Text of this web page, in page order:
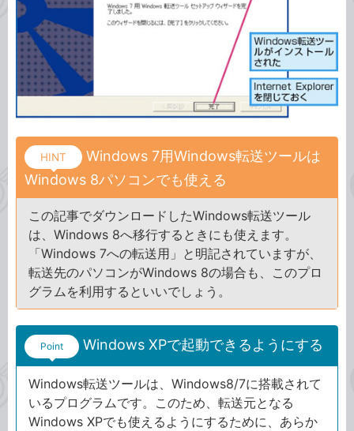
HINT
Windows 7用Windows転送ツールは
Windows 8パソコンでも使える
この記事でダウンロードしたWindows転送ツール
は、Windows 8へ移行するときにも使えます。
「Windows 7への転送用」と明記されていますが、
転送先のパソコンがWindows 8の場合も、このプロ
グラムを利用するといいでしょう。
Point Windows XPで起動できるようにする
Windows転送ツールは、Windows8/7に搭載されて
いるプログラムです。このため、転送元となる
Windows XPでも使えるようにするために、あらか